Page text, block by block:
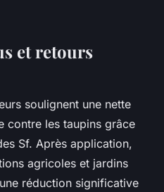
et retours
soulignent une nette
contre les taupins grâce
Sf. Après application,
agricoles et jardins
réduction significative